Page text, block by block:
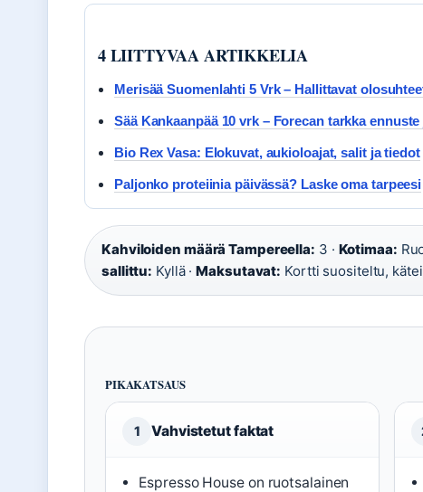
4 LIITTYVAA ARTIKKELIA
Merisää Suomenlahti 5 Vrk – Hallittavat
Sää Kankaanpää 10 vrk – Forecan tarkka
Bio Rex Vasa: Elokuvat, aukioloajat, salit ja tiedot
Paljonko proteiinia päivässä? Laske oma tarpeesi
Kahviloiden määrä Tampereella: 3 · Kotimaa:
sallittu: Kyllä ·Maksutavat: Kortti suositeltu,
PIKAKATSAUS
1 Vahvistetut faktat
Espresso House on ruotsalainen